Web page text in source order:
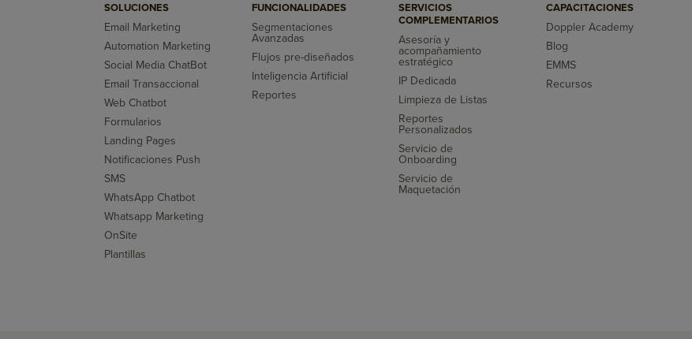
SOLUCIONES
Email Marketing
Automation Marketing
Social Media ChatBot
Email Transaccional
Web Chatbot
Formularios
Landing Pages
Notificaciones Push
SMS
WhatsApp Chatbot
Whatsapp Marketing
OnSite
Plantillas
FUNCIONALIDADES
Segmentaciones
Avanzadas
Flujos pre-diseñados
Inteligencia Artificial
Reportes
SERVICIOS
COMPLEMENTARIOS
Asesoría y
acompañamiento
estratégico
IP Dedicada
Limpieza de Listas
Reportes
Personalizados
Servicio de
Onboarding
Servicio de
Maquetación
CAPACITACIONES
Doppler Academy
Blog
EMMS
Recursos